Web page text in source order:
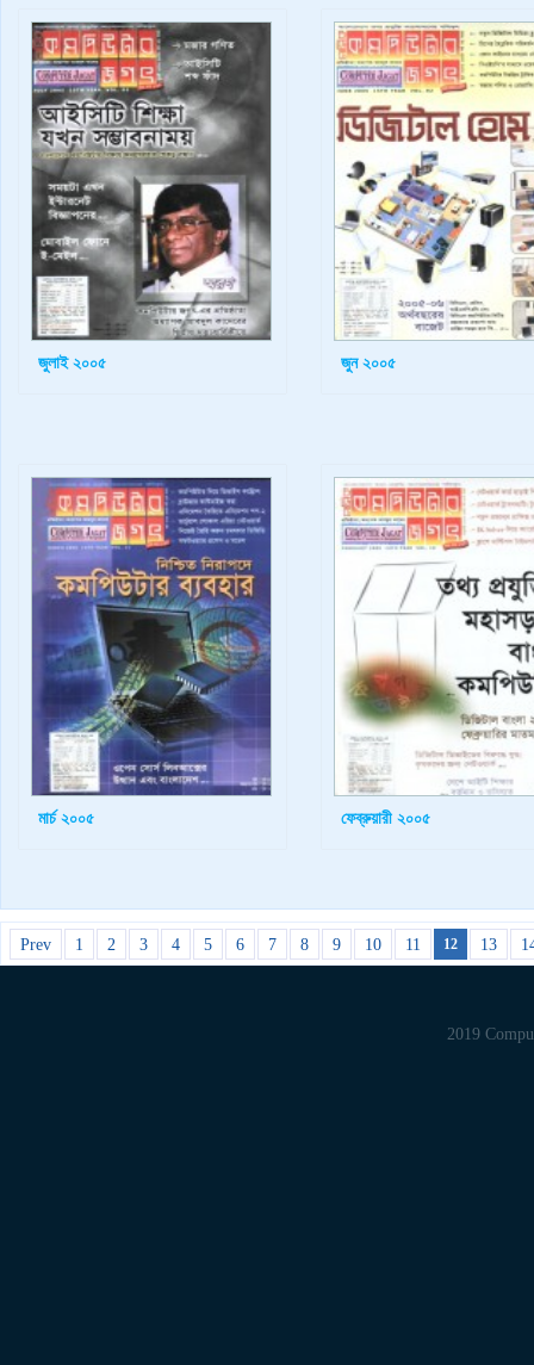
জুলাই ২০০৫ জুন ২০০৫
মার্চ ২০০৫ ফেব্রুয়ারী ২০০৫
Prev 1 2 3 4 5 6 7 8 9 10 11 12 13
©2019